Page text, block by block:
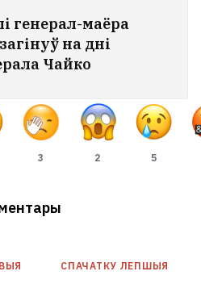
генерал-маёра
на дні
Чайко
3 2 5
СПАЧАТКУ ЛЕПШЫЯ